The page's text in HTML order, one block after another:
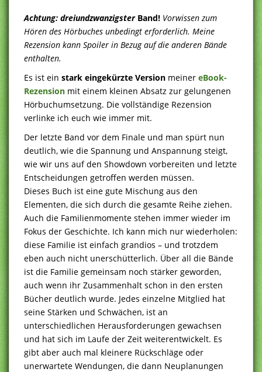
Achtung: dreiundzwanzigsterBand! Vorwissen zum
Hören des Hörbuches unbedingt erforderlich. Meine
Rezension kann Spoiler in Bezug auf die anderen Bände
enthalten.
Es ist ein stark eingekürzte Version meiner eBook-
Rezension mit einem kleinen Absatz zur gelungenen
Hörbuchumsetzung. Die vollständige Rezension
verlinke ich euch wie immer mit.
Der letzte Band vor dem Finale und man spürt nun
deutlich, wie die Spannung und Anspannung steigt,
wie wir uns auf den Showdown vorbereiten und letzte
Entscheidungen getroffen werden müssen.
Dieses Buch ist eine gute Mischung aus den
Elementen, die sich durch die gesamte Reihe ziehen.
Auch die Familienmomente stehen immer wieder im
Fokus der Geschichte. Ich kann mich nur wiederholen:
diese Familie ist einfach grandios – und trotzdem
eben auch nicht unerschütterlich. Über all die Bände
ist die Familie gemeinsam noch stärker geworden,
auch wenn ihr Zusammenhalt schon in den ersten
Bücher deutlich wurde. Jedes einzelne Mitglied hat
seine Stärken und Schwächen, ist an
unterschiedlichen Herausforderungen gewachsen
und hat sich im Laufe der Zeit weiterentwickelt. Es
gibt aber auch mal kleinere Rückschläge oder
unerwartete Wendungen, die dann Neuplanungen